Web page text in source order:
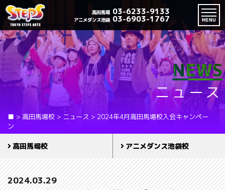
高田馬場 03-6233-9133
アニメダンス池袋 03-6903-1767 MENU
NEWS
ニュース
■ > 高田馬場校 > ニュース > 2024年4月高田馬場校入会キャンペー
ン
高田馬場校 アニメダンス池袋校
2024.03.29